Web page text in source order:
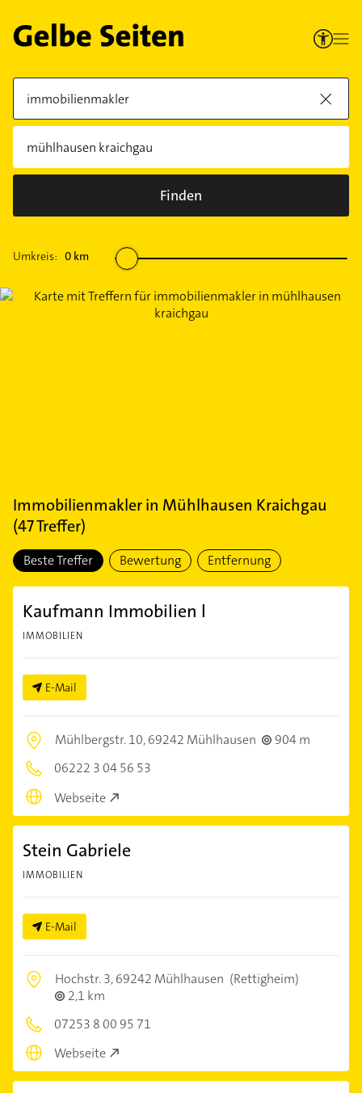
Finden
Umkreis: 0 km
Immobilienmaklerin Mühlhausen Kraichgau
(47Treffer)
Beste Treffer Bewertung Entfernung
Kaufmann Immobilien l
IMMOBILIEN
E-Mail
Mühlbergstr. 10,69242 Mühlhausen
904 m
06222 3 04 56 53
Webseite
Stein Gabriele
IMMOBILIEN
E-Mail
Hochstr. 3,69242 Mühlhausen (Rettigheim)
2,1 km
07253 8 00 95 71
Webseite